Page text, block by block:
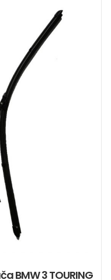
BMW 3 TOURING